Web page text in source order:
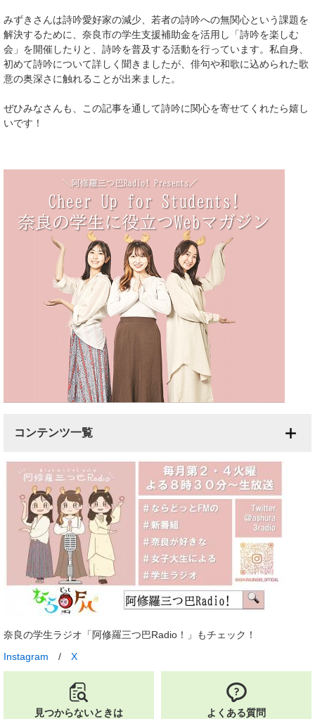
みずきさんは詩吟愛好家の減少、若者の詩吟への無関心という課題を
解決するために、奈良市の学生支援補助金を活用し「詩吟を楽しむ
会」を開催したりと、詩吟を普及する活動を行っています。私自身、
初めて詩吟について詳しく聞きましたが、俳句や和歌に込められた歌
意の奥深さに触れることが出来ました。
ぜひみなさんも、この記事を通して詩吟に関心を寄せてくれたら嬉し
いです！
コンテンツ一覧
奈良の学生ラジオ「阿修羅三つ巴Radio！」もチェック！
Instagram / X
見つからないときは よくある質問